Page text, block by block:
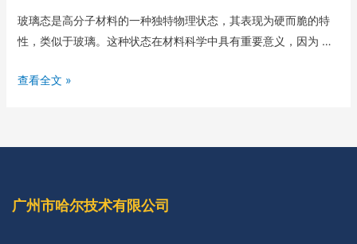
玻璃态是高分子材料的一种独特物理状态，其表现为硬而脆的特
性，类似于玻璃。这种状态在材料科学中具有重要意义，因为 …
查看全文 »
广州市哈尔技术有限公司